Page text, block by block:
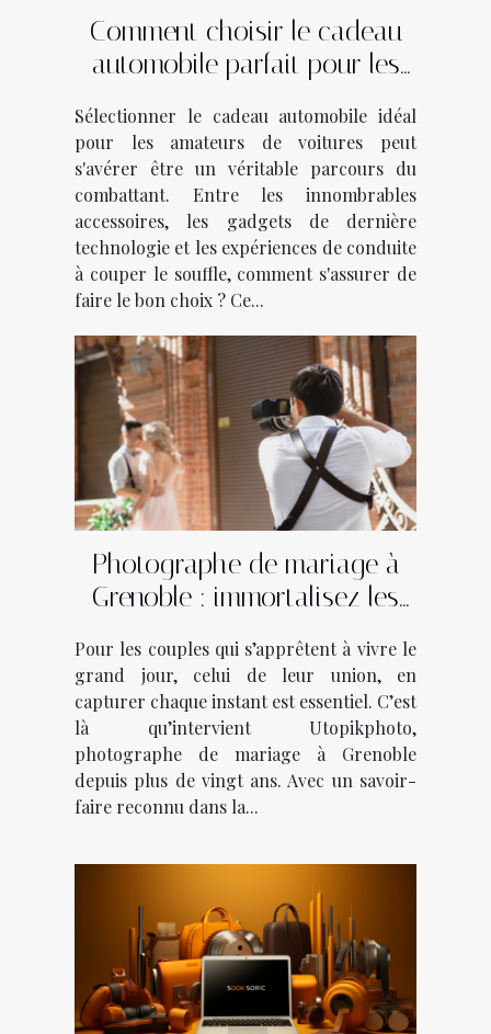
Comment choisir le cadeau
automobile parfait pour les
Sélectionner le cadeau automobile idéal
pour les amateurs de voitures peut
s'avérer être un véritable parcours du
combattant. Entre les innombrables
accessoires, les gadgets de dernière
technologie et les expériences de conduite
à couper le souffle, comment s'assurer de
faire le bon choix ? Ce...
Photographe de mariage à
Grenoble : immortalisez les
Utopikphoto !
Pour les couples qui s’apprêtent à vivre le
grand jour, celui de leur union, en
capturer chaque instant est essentiel. C’est
là qu’intervient Utopikphoto,
photographe de mariage à Grenoble
depuis plus de vingt ans. Avec un savoir-
faire reconnu dans la...